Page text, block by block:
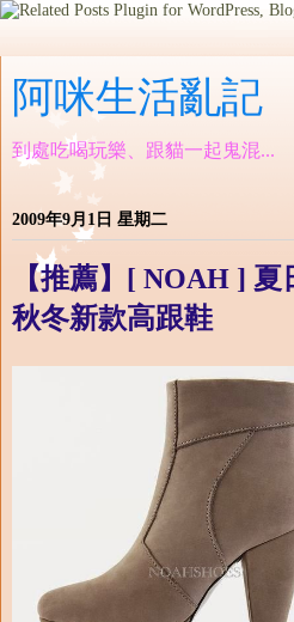
阿咪生活亂記
到處吃喝玩樂、跟貓一起鬼混...
2009年9月1日 星期二
【推薦】[ NOAH ]
秋冬新款高跟鞋